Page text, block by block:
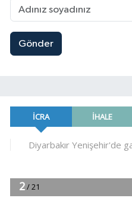
Gönder